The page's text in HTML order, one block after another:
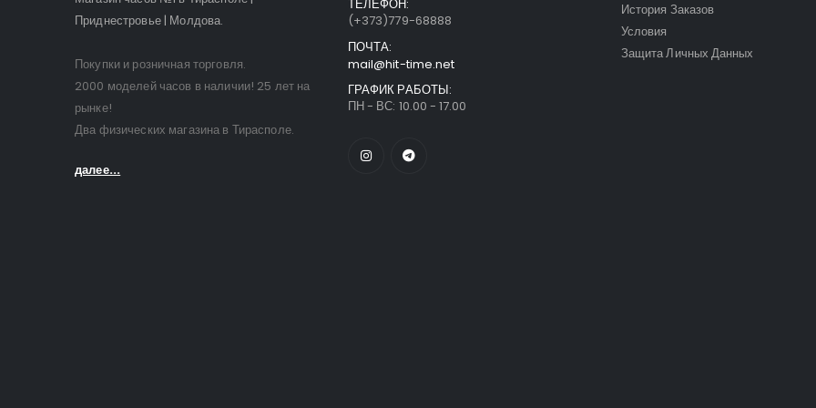
Приднестровье | Молдова.
Покупки и розничная торговля.
2000 моделей часов в наличии! 25 лет на
рынке!
Два физических магазина в Тирасполе.
далее...
ТЕЛЕФОН:
(+373)779-68888
ПОЧТА:
mail@hit-time.net
ГРАФИК РАБОТЫ:
ПН - ВС: 10.00 - 17.00
История Заказов
Условия
Защита Личных Данных